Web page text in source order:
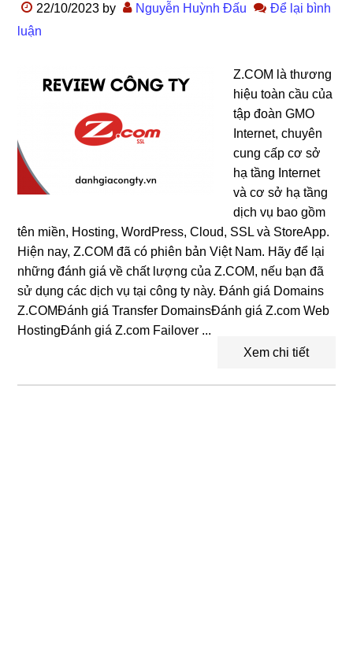
22/10/2023 by Nguyễn Huỳnh Đấu
Để lại bình
luận
Z.COM là thương
hiệu toàn cầu của
tập đoàn GMO
Internet, chuyên
cung cấp cơ sở
hạ tầng Internet
và cơ sở hạ tầng
dịch vụ bao gồm
tên miền, Hosting, WordPress, Cloud, SSL và StoreApp.
Hiện nay, Z.COM đã có phiên bản Việt Nam. Hãy để lại
những đánh giá về chất lượng của Z.COM, nếu bạn đã
sử dụng các dịch vụ tại công ty này. Đánh giá Domains
Z.COMĐánh giá Transfer DomainsĐánh giá Z.com Web
HostingĐánh giá Z.com Failover ...
Xem chi tiết